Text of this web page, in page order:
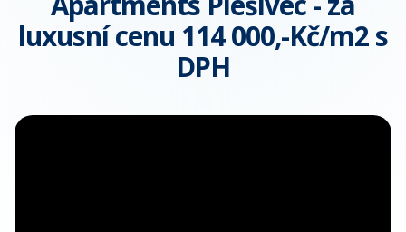
luxusní cenu 114 000,-Kč/m2 s
DPH